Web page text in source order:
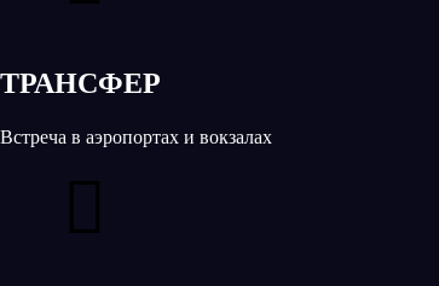
ТРАНСФЕР
Встреча в аэропортах и вокзалах